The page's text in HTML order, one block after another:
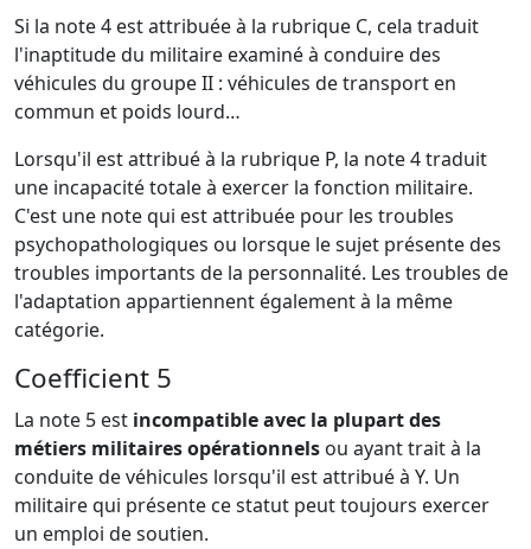
Si la note 4 est attribuée à la rubrique C, cela traduit
l'inaptitude du militaire examiné à conduire des
véhicules du groupe II : véhicules de transport en
commun et poids lourd…
Lorsqu'il est attribué à la rubrique P, la note 4 traduit
une incapacité totale à exercer la fonction militaire.
C'est une note qui est attribuée pour les troubles
psychopathologiques ou lorsque le sujet présente des
troubles importants de la personnalité. Les troubles de
l'adaptation appartiennent également à la même
catégorie.
Coefficient 5
La note 5 est incompatible avec la plupart des
métiers militaires opérationnels ou ayant trait à la
conduite de véhicules lorsqu'il est attribué à Y. Un
militaire qui présente ce statut peut toujours exercer
un emploi de soutien.